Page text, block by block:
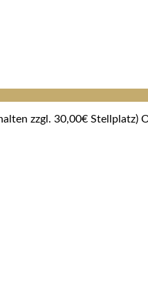
zzgl. 30,00€